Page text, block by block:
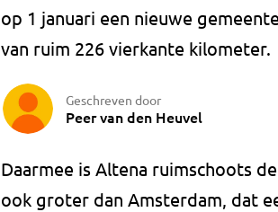
op 1 januari een nieuwe
van ruim 226 vierkante kilometer.
Geschreven door
Peer van den Heuvel
Daarmee is Altena ruimschoots
ook groter dan Amsterdam, dat